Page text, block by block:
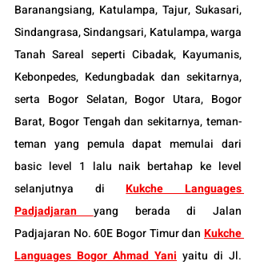
Baranangsiang, Katulampa, Tajur, Sukasari,
Sindangrasa, Sindangsari, Katulampa, warga
Tanah Sareal seperti Cibadak, Kayumanis,
Kebonpedes, Kedungbadak dan sekitarnya,
serta Bogor Selatan, Bogor Utara, Bogor
Barat, Bogor Tengah dan sekitarnya, teman-
teman yang pemula dapat memulai dari
basic level 1 lalu naik bertahap ke level
selanjutnya di Kukche Languages
Padjadjaran yang berada di Jalan
Padjajaran No. 60E Bogor Timur dan Kukche
Languages Bogor Ahmad Yani yaitu di Jl.